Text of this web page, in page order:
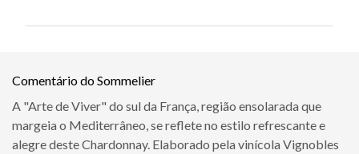
Comentário do Sommelier
A "Arte de Viver" do sul da França, região ensolarada que
margeia o Mediterrâneo, se reflete no estilo refrescante e
alegre deste Chardonnay. Elaborado pela vinícola Vignobles